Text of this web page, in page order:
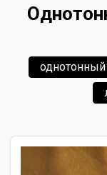
однотонный